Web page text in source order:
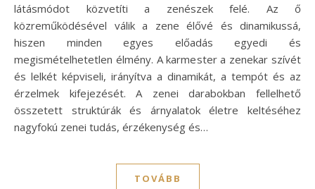
látásmódot közvetíti a zenészek felé. Az ő
közreműködésével válik a zene élővé és dinamikussá,
hiszen minden egyes előadás egyedi és
megismételhetetlen élmény. A karmester a zenekar szívét
és lelkét képviseli, irányítva a dinamikát, a tempót és az
érzelmek kifejezését. A zenei darabokban fellelhető
összetett struktúrák és árnyalatok életre keltéséhez
nagyfokú zenei tudás, érzékenység és…
TOVÁBB